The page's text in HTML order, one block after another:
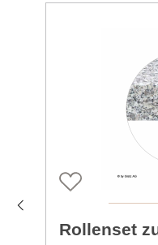
Rollenset zu Glatz